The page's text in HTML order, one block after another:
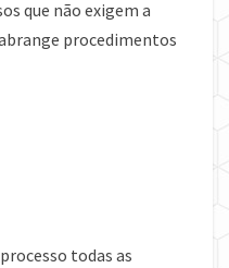
que não exigem a
procedimentos
todas as